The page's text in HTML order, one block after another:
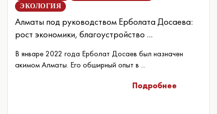
ЭКОЛОГИЯ
Алматы под руководством Ерболата Досаева:
рост экономики, благоустройство ...
В январе 2022 года Ерболат Досаев был назначен
акимом Алматы. Его обширный опыт в ...
Подробнее